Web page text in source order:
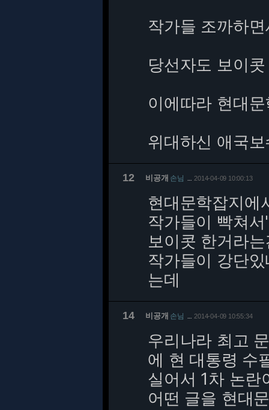
작가들 조까하
당선자도 보이콧
이에따라 현대
위대하신 애국
12 비공개 손님 2014-04-09 10:00:13
현대문학잡지에
작가들이 빡쳐
보이콧 한거라
작가들이 강단
는데
14 비공개 손님 2014-04-09 10:55:34
우리나라 최고
에 현 대통령 수
실어서 1차 논란
어떤 글을 현대